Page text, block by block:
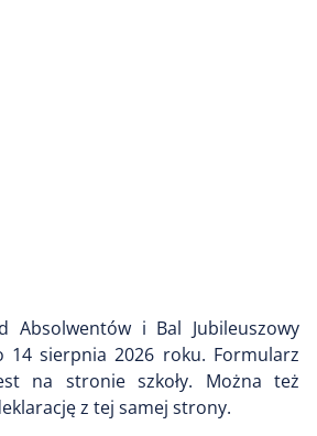
Absolwentów i Bal Jubileuszowy
14 sierpnia 2026 roku. Formularz
na stronie szkoły. Można też
z tej samej strony.